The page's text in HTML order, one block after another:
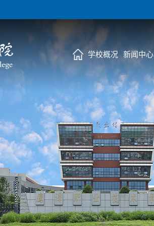
学校概况 新闻中心